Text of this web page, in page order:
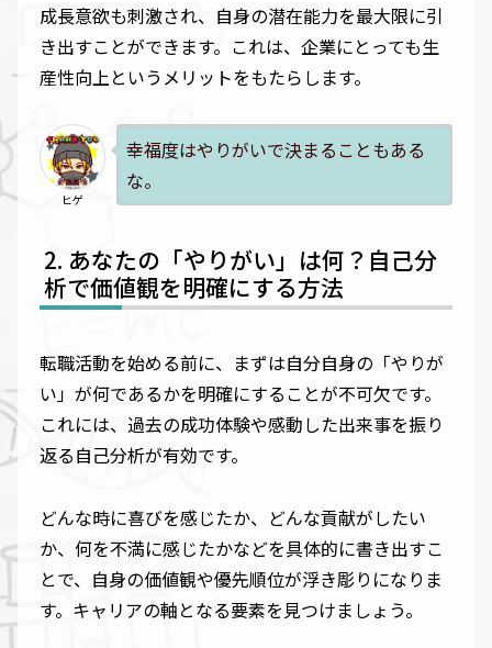
成長意欲も刺激され、自身の潜在能力を最大限に引
き出すことができます。これは、企業にとっても生
産性向上というメリットをもたらします。
ヒゲ
幸福度はやりがいで決まることもある
な。
あなたの「やりがい」は何？自己分
析で価値観を明確にする方法
転職活動を始める前に、まずは自分自身の「やりが
い」が何であるかを明確にすることが不可欠です。
これには、過去の成功体験や感動した出来事を振り
返る自己分析が有効です。
どんな時に喜びを感じたか、どんな貢献がしたい
か、何を不満に感じたかなどを具体的に書き出すこ
とで、自身の価値観や優先順位が浮き彫りになりま
す。キャリアの軸となる要素を見つけましょう。